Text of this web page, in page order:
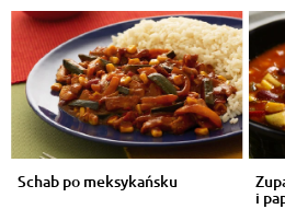
Wiesław Puch, 17.01.2015
a ja zrobie dzisiaj stare ale jare
Joanna Smuga , 17.01.2015
Schab po meksykańsku
i